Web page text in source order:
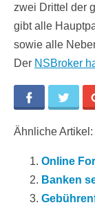
zwei Drittel der
gibt alle
sowie alle
Der NSBroker
Facebook
Ähnliche Artikel:
Online
Banken